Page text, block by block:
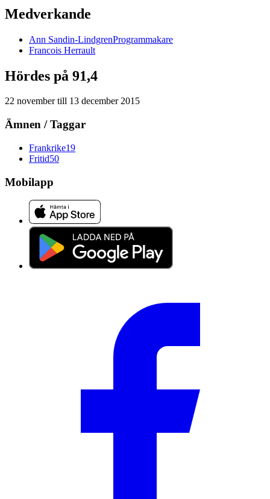
Medverkande
Ann Sandin-LindgrenProgrammakare
Francois Herrault
Hördes på 91,4
22 novembertill 13 december 2015
Ämnen / Taggar
Frankrike19
Fritid50
Mobilapp